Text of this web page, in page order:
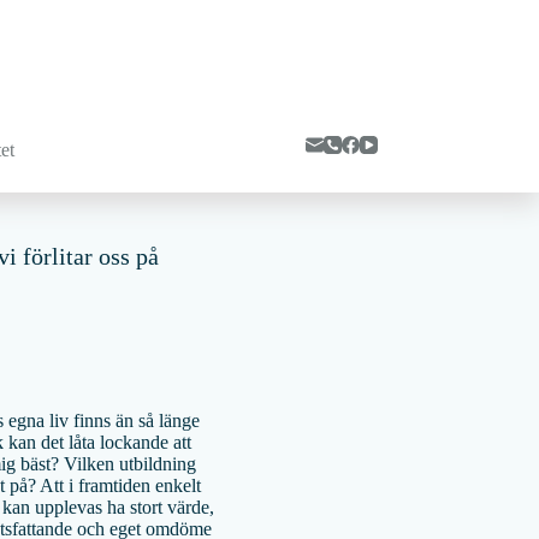
förlitar oss på
liv finns än så länge
det låta lockande att
bäst? Vilken utbildning
på? Att i framtiden enkelt
upplevas ha stort värde,
och eget omdöme